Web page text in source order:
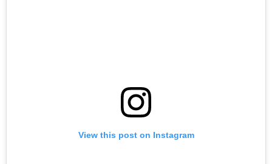
View this post on Instagram